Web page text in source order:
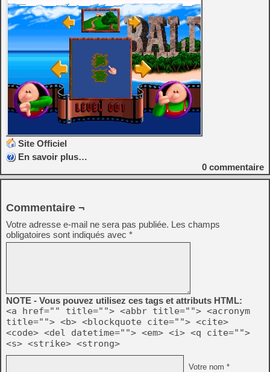
Site Officiel
En savoir plus…
0 commentaire
Commentaire ¬
Votre adresse e-mail ne sera pas publiée. Les champs
obligatoires sont indiqués avec *
NOTE - Vous pouvez utilisez ces tags et attributs HTML:
<a href="" title=""> <abbr title=""> <acronym
title=""> <b> <blockquote cite=""> <cite>
<code> <del datetime=""> <em> <i> <q cite="">
<s> <strike> <strong>
Votre nom *